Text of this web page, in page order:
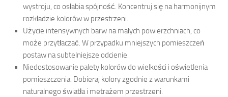
wystroju, co osłabia spójność. Koncentruj się na harmonijnym
rozkładzie kolorów w przestrzeni.
Użycie intensywnych barw na małych powierzchniach, co
może przytłaczać. W przypadku mniejszych pomieszczeń
postaw na subtelniejsze odcienie.
Niedostosowanie palety kolorów do wielkości i oświetlenia
pomieszczenia. Dobieraj kolory zgodnie z warunkami
naturalnego światła i metrażem przestrzeni.